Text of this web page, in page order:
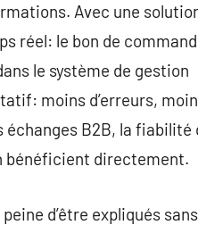
Avec une
réel: le bon de
le système de gestion
moins d’erreurs,
B2B, la fiabilité
bénéficient directement.
d’être expliqués